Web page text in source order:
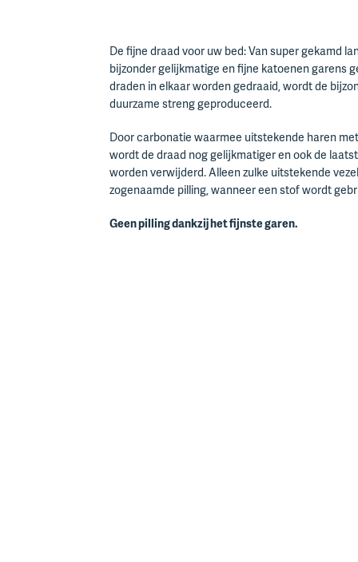
De fijne draad voor uw bed: Van super gekamd
bijzonder gelijkmatige en fijne katoenen garens
draden in elkaar worden gedraaid, wordt de
duurzame streng geproduceerd.
Door carbonatie waarmee uitstekende haren
wordt de draad nog gelijkmatiger en ook de
worden verwijderd. Alleen zulke uitstekende
zogenaamde pilling, wanneer een stof wordt
Geen pilling dankzij het fijnste garen.